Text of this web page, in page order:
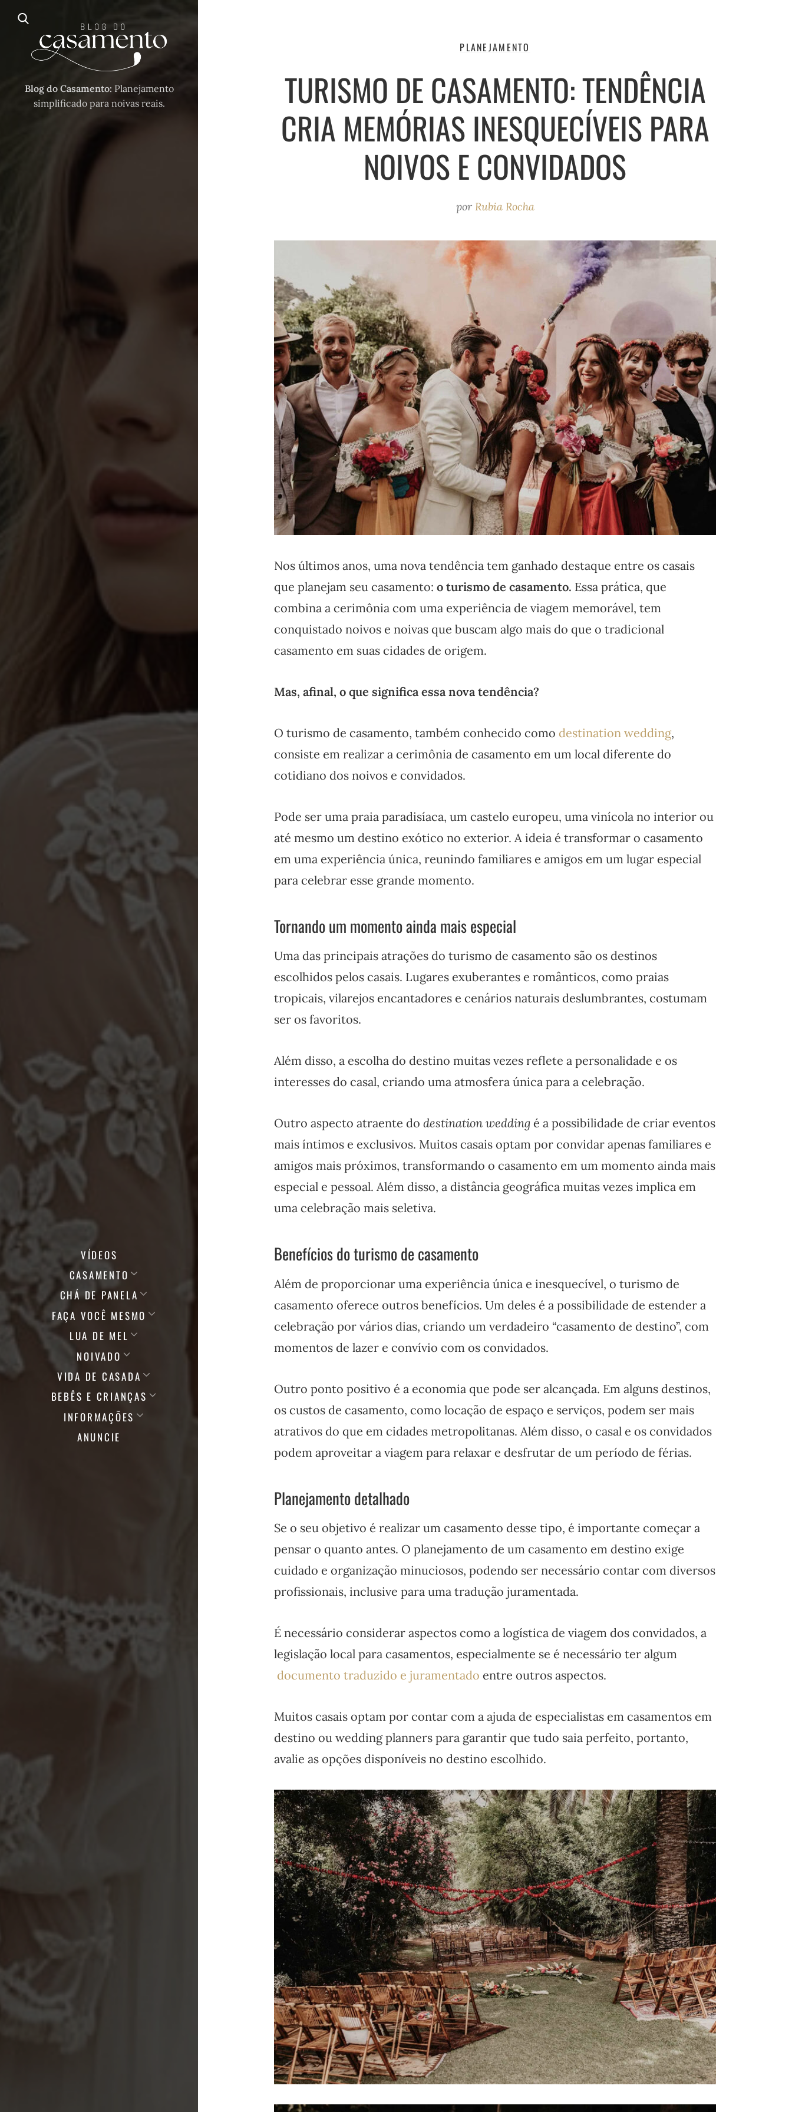
Blog do Casamento: Planejamento
simplificado para noivas reais.
VÍDEOS
CASAMENTO
CHÁ DE PANELA
FAÇA VOCÊ MESMO
LUA DE MEL
NOIVADO
VIDA DE CASADA
BEBÊS E CRIANÇAS
INFORMAÇÕES
ANUNCIE
PLANEJAMENTO
TURISMO DE CASAMENTO: TENDÊNCIA
CRIA MEMÓRIAS INESQUECÍVEIS PARA
NOIVOS E CONVIDADOS
por Rubia Rocha
Nos últimos anos, uma nova tendência tem ganhado destaque entre os casais
que planejam seu casamento: o turismo de casamento. Essa prática, que
combina a cerimônia com uma experiência de viagem memorável, tem
conquistado noivos e noivas que buscam algo mais do que o tradicional
casamento em suas cidades de origem.
Mas, afinal, o que significa essa nova tendência?
O turismo de casamento, também conhecido como destination wedding,
consiste em realizar a cerimônia de casamento em um local diferente do
cotidiano dos noivos e convidados.
Pode ser uma praia paradisíaca, um castelo europeu, uma vinícola no interior ou
até mesmo um destino exótico no exterior. A ideia é transformar o casamento
em uma experiência única, reunindo familiares e amigos em um lugar especial
para celebrar esse grande momento.
Tornando um momento ainda mais especial
Uma das principais atrações do turismo de casamento são os destinos
escolhidos pelos casais. Lugares exuberantes e românticos, como praias
tropicais, vilarejos encantadores e cenários naturais deslumbrantes, costumam
ser os favoritos.
Além disso, a escolha do destino muitas vezes reflete a personalidade e os
interesses do casal, criando uma atmosfera única para a celebração.
Outro aspecto atraente do destination wedding é a possibilidade de criar eventos
mais íntimos e exclusivos. Muitos casais optam por convidar apenas familiares e
amigos mais próximos, transformando o casamento em um momento ainda mais
especial e pessoal. Além disso, a distância geográfica muitas vezes implica em
uma celebração mais seletiva.
Benefícios do turismo de casamento
Além de proporcionar uma experiência única e inesquecível, o turismo de
casamento oferece outros benefícios. Um deles é a possibilidade de estender a
celebração por vários dias, criando um verdadeiro “casamento de destino”, com
momentos de lazer e convívio com os convidados.
Outro ponto positivo é a economia que pode ser alcançada. Em alguns destinos,
os custos de casamento, como locação de espaço e serviços, podem ser mais
atrativos do que em cidades metropolitanas. Além disso, o casal e os convidados
podem aproveitar a viagem para relaxar e desfrutar de um período de férias.
Planejamento detalhado
Se o seu objetivo é realizar um casamento desse tipo, é importante começar a
pensar o quanto antes. O planejamento de um casamento em destino exige
cuidado e organização minuciosos, podendo ser necessário contar com diversos
profissionais, inclusive para uma tradução juramentada.
É necessário considerar aspectos como a logística de viagem dos convidados, a
legislação local para casamentos, especialmente se é necessário ter algum
documento traduzido e juramentado entre outros aspectos.
Muitos casais optam por contar com a ajuda de especialistas em casamentos em
destino ou wedding planners para garantir que tudo saia perfeito, portanto,
avalie as opções disponíveis no destino escolhido.